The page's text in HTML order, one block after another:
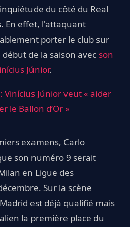
du côté du Real
En effet, l'attaquant
porter le club sur
de la saison avec son
Júnior.
Vinícius Júnior veut « aider
le Ballon d’Or »
examens, Carlo
son numéro 9 serait
en Ligue des
Sur la scène
est déjà qualifié mais
la première place du